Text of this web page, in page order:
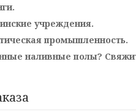
учреждения.
промышленность.
наливные полы?